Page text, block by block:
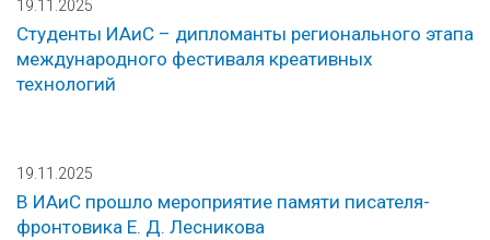
19.11.2025
Студенты ИАиС – дипломанты регионального этапа
международного фестиваля креативных
технологий
19.11.2025
В ИАиС прошло мероприятие памяти писателя-
фронтовика Е. Д. Лесникова